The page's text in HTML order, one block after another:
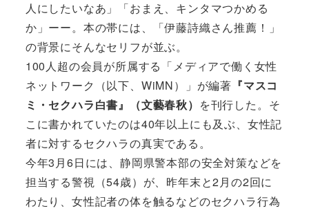
人にしたいなあ」「おまえ、キンタマつかめる
か」ーー。本の帯には、「伊藤詩織さん推薦！」
の背景にそんなセリフが並ぶ。
100人超の会員が所属する「メディアで働く女性
ネットワーク（以下、WiMN）」が編著 『マスコ
ミ・セクハラ白書』（文藝春秋） を刊行した。そ
こに書かれていたのは40年以上にも及ぶ、女性記
者に対するセクハラの真実である。
今年3月6日には、静岡県警本部の安全対策などを
担当する警視（54歳）が、昨年末と2月の2回に
わたり、女性記者の体を触るなどのセクハラ行為